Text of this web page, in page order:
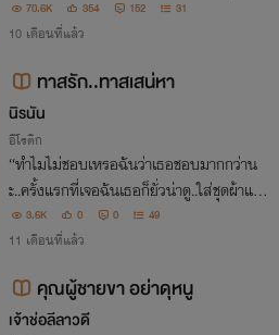
นั้น)70.6K 354 152 31
10 เดือนที่แล้ว
ทาสรัก..ทาสเสน่หา
นิรนัน
อีโรติก
“ทำไมไม่ชอบเหรอฉันว่าเธอชอบมากกว่าน
ะ..ครั้งแรกที่เจอฉันเธอก็ยั่วน่าดู..ใส่ชุดผ้าแถ
บนมต้มล้นทะลัก คราวนี้ก็กล้าขึ้นมาถึงบนห้
อง”
3.6K 0 0 49
11 เดือนที่แล้ว
คุณผู้ชายขา อย่าดุหนู
เจ้าช่อลีลาวดี